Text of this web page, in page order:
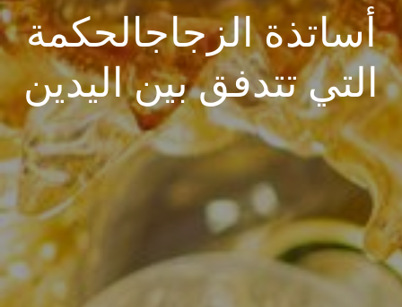
أساتذة الزجاجالحكمة
التي تتدفق بين اليدين